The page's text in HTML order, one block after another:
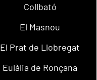
Collbató
El Masnou
El Prat de Llobregat
Eulàlia de Ronçana